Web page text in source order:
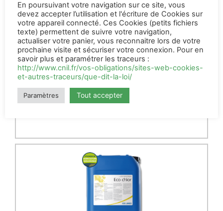
Kenomint 20
L
113,00€ HT
AJOUTER AU PANIER
En poursuivant votre navigation sur ce site, vous
devez accepter l’utilisation et l'écriture de Cookies sur
votre appareil connecté. Ces Cookies (petits fichiers
texte) permettent de suivre votre navigation,
actualiser votre panier, vous reconnaitre lors de votre
prochaine visite et sécuriser votre connexion. Pour en
savoir plus et paramétrer les traceurs :
http://www.cnil.fr/vos-obligations/sites-web-cookies-
et-autres-traceurs/que-dit-la-loi/
Paramètres Tout accepter